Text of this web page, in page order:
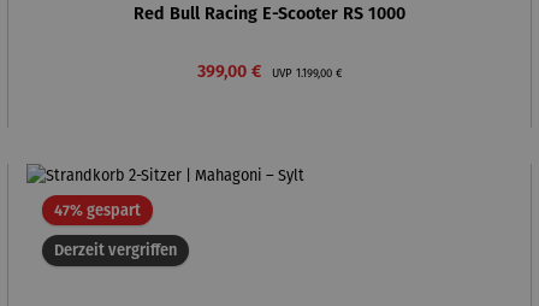
Red Bull Racing E-Scooter RS 1000
Verkaufspreis:
399,00 € UVP Regulärer Preis:
1.199,00 €
Derzeit vergriffen
47% gespartRabatt